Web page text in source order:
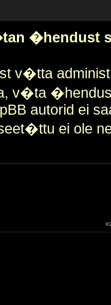
�hendust
v�tta
v�ta
autorid ei
ei ole
©